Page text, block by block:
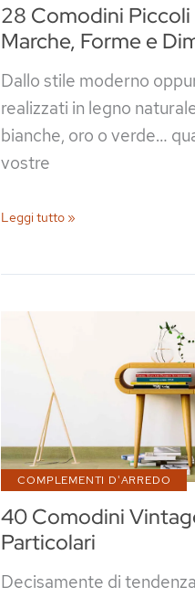
28 Comodini Piccoli
Marche, Forme e
Dallo stile moderno
realizzati in legno
bianche, oro o verde…
vostre
28
Piccoli
Marche,
Dimensioni
Leggi tutto »
40 Comodini
Particolari
COMPLEMENTI D'ARREDO
Decisamente di